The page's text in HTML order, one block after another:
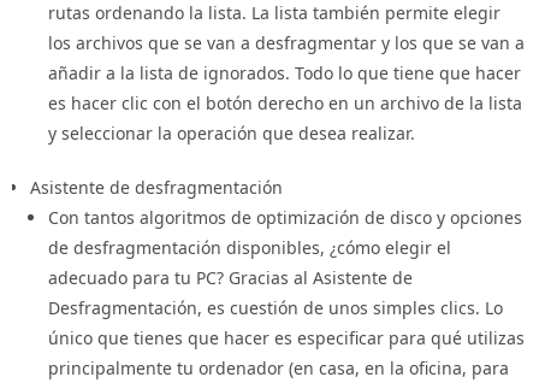
rutas ordenando la lista. La lista también permite elegir
los archivos que se van a desfragmentar y los que se van a
añadir a la lista de ignorados. Todo lo que tiene que hacer
es hacer clic con el botón derecho en un archivo de la lista
y seleccionar la operación que desea realizar.
Asistente de desfragmentación
Con tantos algoritmos de optimización de disco y opciones
de desfragmentación disponibles, ¿cómo elegir el
adecuado para tu PC? Gracias al Asistente de
Desfragmentación, es cuestión de unos simples clics. Lo
único que tienes que hacer es especificar para qué utilizas
principalmente tu ordenador (en casa, en la oficina, para